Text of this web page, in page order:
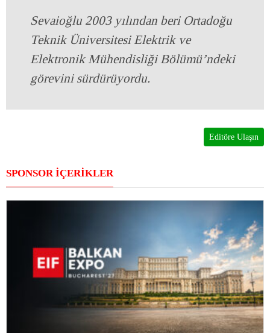
Sevaioğlu 2003 yılından beri Ortadoğu
Teknik Üniversitesi Elektrik ve
Elektronik Mühendisliği Bölümü’ndeki
görevini sürdürüyordu.
Editöre Ulaşın
SPONSOR İÇERİKLER